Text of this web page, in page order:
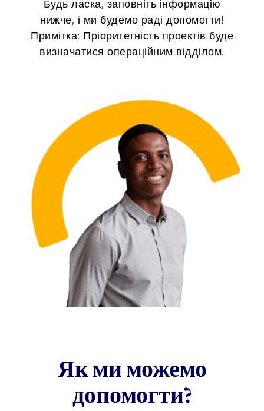
Будь ласка, заповніть інформацію
нижче, і ми будемо раді допомогти!
Примітка: Пріоритетність проектів буде
визначатися операційним відділом.
Як ми можемо
допомогти?